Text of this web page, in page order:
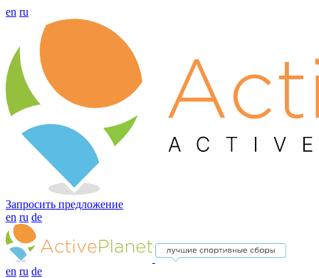
en ru
Запросить предложение
en ru de
en ru de